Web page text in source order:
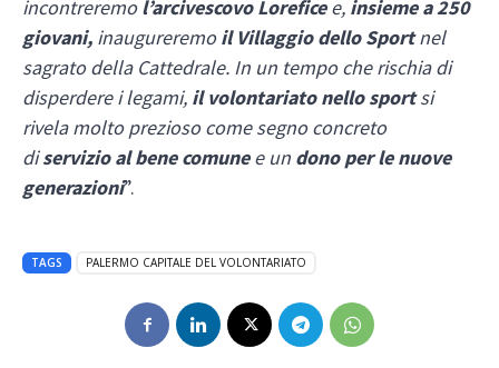
incontreremol’arcivescovo Loreficee, insieme a 250
giovani, inaugureremoil Villaggio dello Sportnel
sagrato della Cattedrale. In un tempo che rischia di
disperdere i legami, il volontariato nello sportsi
rivela molto prezioso come segno concreto
diservizio al bene comunee un dono per le nuove
generazioni”.
TAGS PALERMO CAPITALE DEL VOLONTARIATO